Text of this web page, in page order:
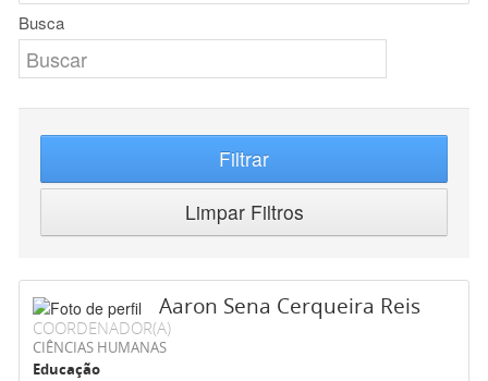
Busca
Filtrar
Limpar Filtros
Aaron Sena Cerqueira Reis
COORDENADOR(A)
CIÊNCIAS HUMANAS
Educação